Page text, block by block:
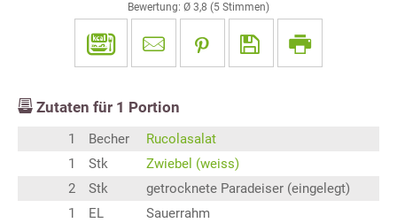
Bewertung: Ø 3,8 (5 Stimmen)
Zutaten für 1 Portion
1 Becher
Rucolasalat
1
Stk
Zwiebel (weiss)
2
Stk
getrocknete Paradeiser (eingelegt)
1
EL
Sauerrahm